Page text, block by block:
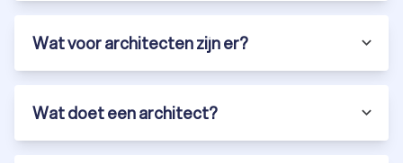
Wat voor architecten zijn er?
Wat doet een architect?